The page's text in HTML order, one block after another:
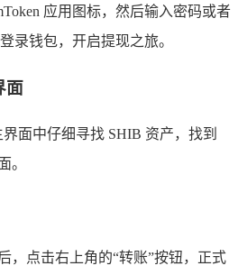
应用图标，然后输入密码或者
录钱包，开启提现之旅。
面
面中仔细寻找 SHIB 资产，找到
。
，点击右上角的“转账”按钮，正式